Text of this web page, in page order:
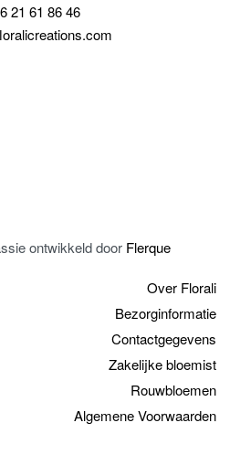
21 61 86 46
ontwikkeld door Flerque
Over Florali
Bezorginformatie
Contactgegevens
Zakelijke bloemist
Rouwbloemen
Algemene Voorwaarden